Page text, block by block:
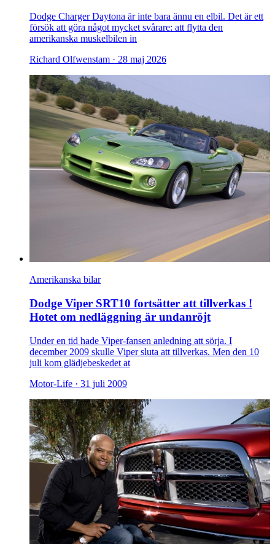
Dodge Charger Daytona är inte bara ännu en elbil. Det är ett
försök att göra något mycket svårare: att flytta den
amerikanska muskelbilen in
Richard Olfwenstam · 28 maj 2026
Amerikanska bilar
Dodge Viper SRT10 fortsätter att tillverkas !
Hotet om nedläggning är undanröjt
Under en tid hade Viper-fansen anledning att sörja. I
december 2009 skulle Viper sluta att tillverkas. Men den 10
juli kom glädjebeskedet at
Motor-Life · 31 juli 2009